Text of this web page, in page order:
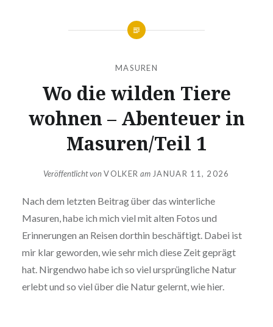
MASUREN
Wo die wilden Tiere
wohnen – Abenteuer in
Masuren/Teil 1
Veröffentlicht vonVOLKER am JANUAR 11, 2026
Nach dem letzten Beitrag über das winterliche
Masuren, habe ich mich viel mit alten Fotos und
Erinnerungen an Reisen dorthin beschäftigt. Dabei ist
mir klar geworden, wie sehr mich diese Zeit geprägt
hat. Nirgendwo habe ich so viel ursprüngliche Natur
erlebt und so viel über die Natur gelernt, wie hier.